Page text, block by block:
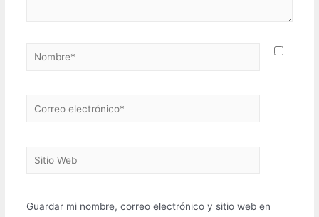
Nombre*
Correo
Sitio
Guardar mi nombre, correo electrónico y sitio web en